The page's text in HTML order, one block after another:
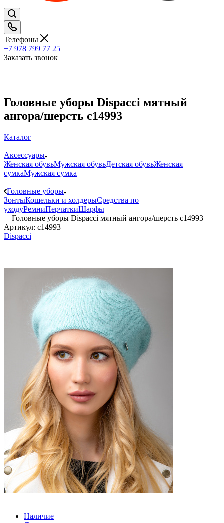
Телефоны
+7 978 799 77 25
Заказать звонок
Головные уборы Dispacci мятный
ангора/шерсть c14993
Каталог
—
Аксессуары
Женская обувьМужская обувьДетская обувьЖенская
сумкаМужская сумка
—
Головные уборы
ЗонтыКошельки и холдерыСредства по
уходуРемниПерчаткиШарфы
—Головные уборы Dispacci мятный ангора/шерсть c14993
Артикул: c14993
Dispacci
Наличие